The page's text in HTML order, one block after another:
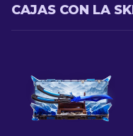
CAJAS CON LA